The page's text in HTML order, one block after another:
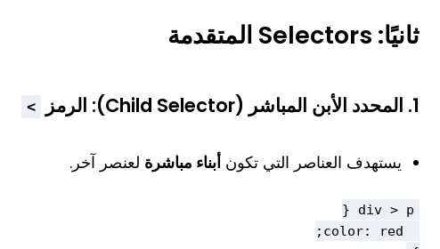
ثانيًا: Selectors المتقدمة
1. المحدد الأبن المباشر (Child Selector) : الرمز >
يستهدف العناصر التي تكون أبناء مباشرة لعنصر آخر.